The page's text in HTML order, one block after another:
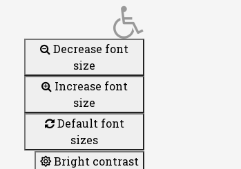
Decrease font
size
Increase font
size
Default font
sizes
Bright contrast